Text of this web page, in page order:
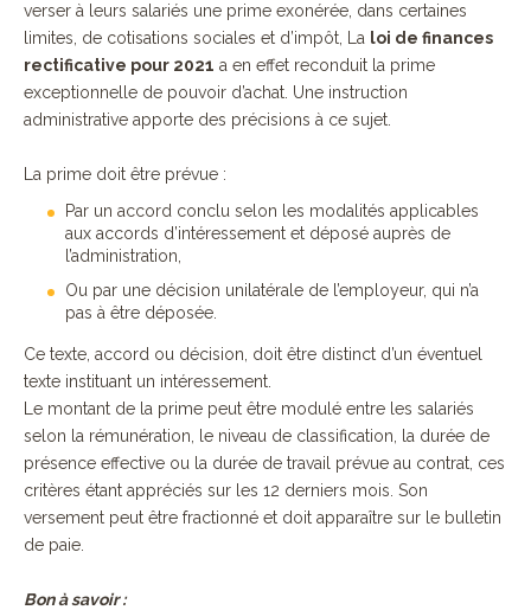
verser à leurs salariés une prime exonérée, dans certaines
limites, de cotisations sociales et d’impôt, La loi de finances
rectificative pour 2021 a en effet reconduit la prime
exceptionnelle de pouvoir d’achat. Une instruction
administrative apporte des précisions à ce sujet.
La prime doit être prévue :
Par un accord conclu selon les modalités applicables
aux accords d’intéressement et déposé auprès de
l’administration,
Ou par une décision unilatérale de l’employeur, qui n’a
pas à être déposée.
Ce texte, accord ou décision, doit être distinct d’un éventuel
texte instituant un intéressement.
Le montant de la prime peut être modulé entre les salariés
selon la rémunération, le niveau de classification, la durée de
présence effective ou la durée de travail prévue au contrat, ces
critères étant appréciés sur les 12 derniers mois. Son
versement peut être fractionné et doit apparaître sur le bulletin
de paie.
Bon à savoir :